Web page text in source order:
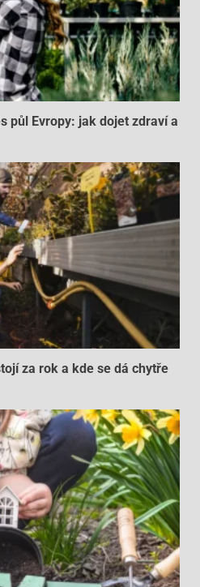
půl Evropy: jak dojet zdraví a
za rok a kde se dá chytře